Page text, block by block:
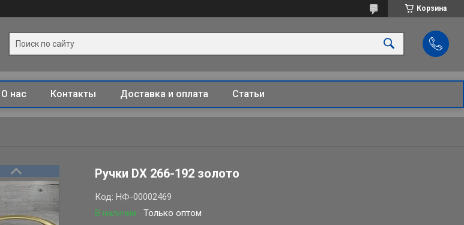
Корзина
О нас Контакты Доставка и оплата Статьи
Ручки DX 266-192 золото
В наличии Только оптом
Код:НФ-00002469